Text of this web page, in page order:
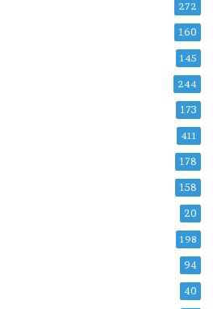
272
160
145
244
173
411
178
158
20
198
94
40